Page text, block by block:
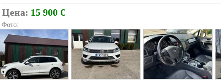
Цена: 15 900 €
Фото: